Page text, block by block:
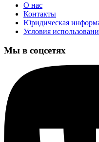
О нас
Контакты
Юридическая
Условия
Мы в соцсетях